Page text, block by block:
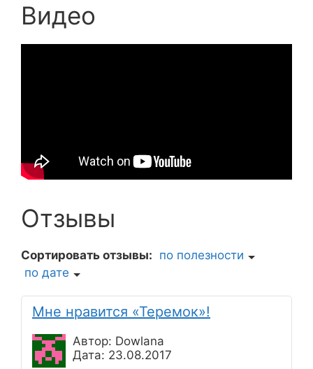
Видео
Отзывы
Сортировать отзывы: по полезности
по дате
Мне нравится «Теремок»!
Автор: Dowlana
Дата: 23.08.2017